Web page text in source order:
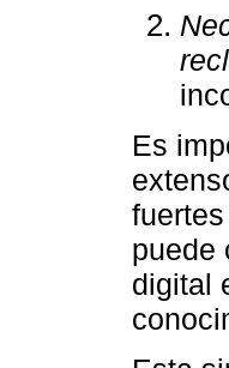
Es
puede
digital